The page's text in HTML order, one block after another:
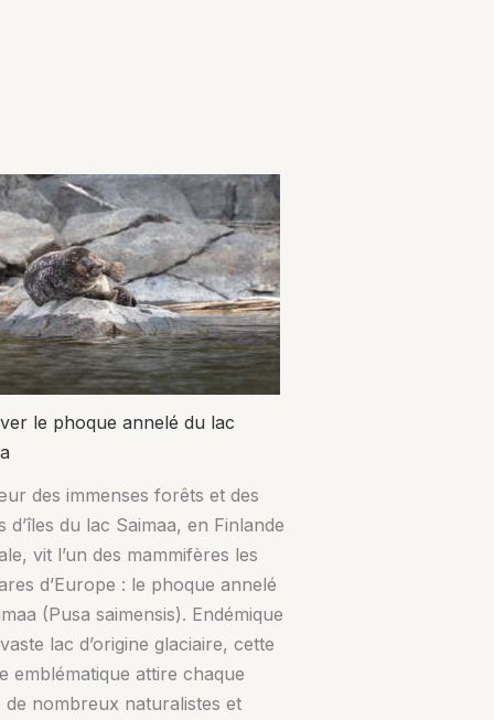
le phoque annelé du lac
des immenses forêts et des
d’îles du lac Saimaa, en Finlande
vit l’un des mammifères les
d’Europe : le phoque annelé
(Pusa saimensis). Endémique
lac d’origine glaciaire, cette
emblématique attire chaque
de nombreux naturalistes et